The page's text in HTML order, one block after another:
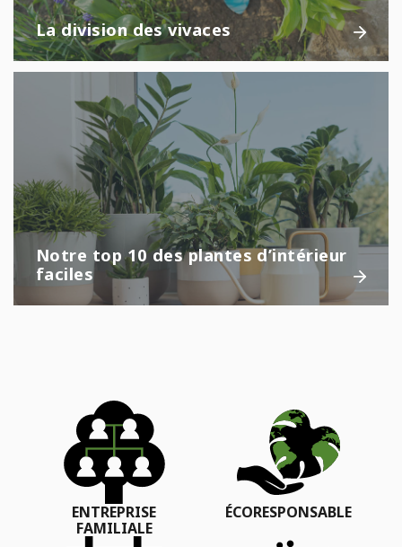
La division des vivaces
Notre top 10 des plantes d’intérieur
faciles
ENTREPRISE
FAMILIALE
ÉCORESPONSABLE